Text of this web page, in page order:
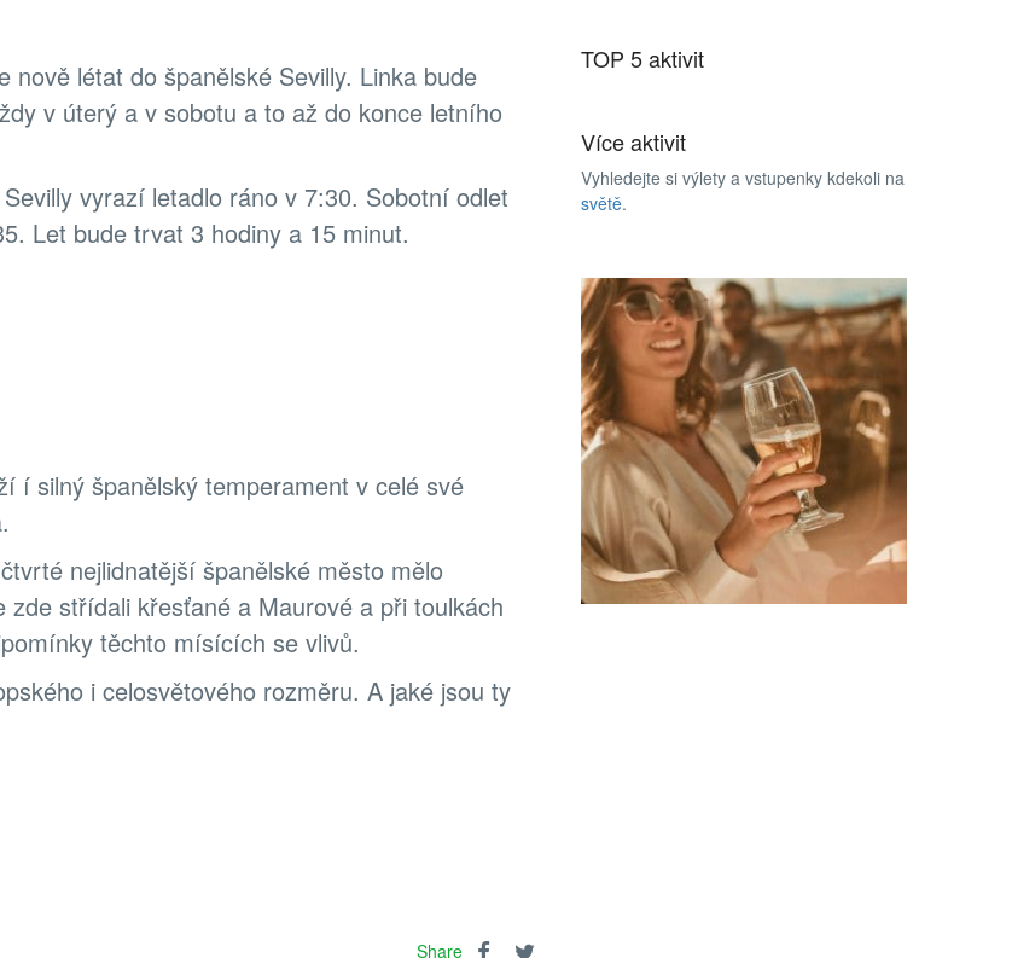
létat do španělské Sevilly. Linka bude
v úterý a v sobotu a to až do konce letního
vyrazí letadlo ráno v 7:30. Sobotní odlet
Let bude trvat 3 hodiny a 15 minut.
í silný španělský temperament v celé své
nejlidnatější španělské město mělo
střídali křesťané a Maurové a při toulkách
těchto mísících se vlivů.
i celosvětového rozměru. A jaké jsou ty
Share
TOP 5 aktivit
Více aktivit
Vyhledejte si výlety a vstupenky kdekoli na
světě.